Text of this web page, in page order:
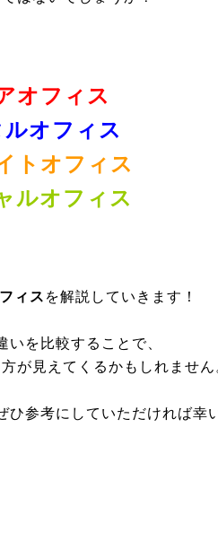
オフィス
オフィス
トオフィス
ルオフィス
ィス を解説していきます！
いを比較することで、
が見えてくるかもしれません
参考にしていただければ幸